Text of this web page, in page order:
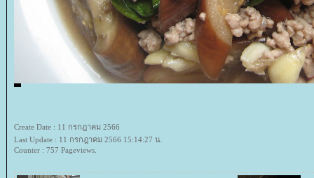
Create Date : 11 กรกฎาคม 2566
Last Update : 11 กรกฎาคม 2566 15:14:27 น.
Counter : 757 Pageviews.